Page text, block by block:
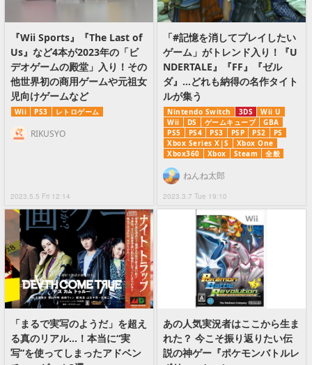
『Wii Sports』『The Last of
Us』など4本が2023年の「ビ
デオゲームの殿堂」入り！その
他世界初の商用ゲームや元祖女
児向けゲームなど
Wii PS3 レトロゲーム
2023.5.5 Fri 12:14
RIKUSYO
「#記憶を消してプレイしたい
ゲーム」がトレンド入り！『U
NDERTALE』『FF』『ゼル
ダ』…どれも納得の名作タイト
ルが集う
Nintendo Switch 3DS
Wii U
Wii
DS ゲームキューブ
GBA
PS5
PS4 PS3 PSP PS2
PS
Xbox Series X|S
Xbox One
Xbox360
Xbox Steam 全般
2023.3.7 Tue 19:10
ねんね太郎
「まるで実写のようだ」を超え
る真のリアル…！本当に“実
写”を使ってしまったアドベン
あの人気実況者はここから生ま
れた？ 今こそ振り返りたい伝
説の神ゲー『ポケモンバトルレ